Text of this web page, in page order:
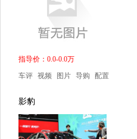
指导价：0.0-0.0万
车评 视频 图片 导购 配置
影豹